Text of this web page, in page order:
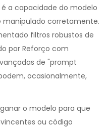
a capacidade do modelo
manipulado corretamente.
filtros robustos de
por Reforço com
de "prompt
ocasionalmente,
o modelo para que
ou código